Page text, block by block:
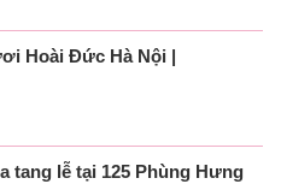
Hoài Đức Hà Nội |
tang lễ tại 125 Phùng Hưng